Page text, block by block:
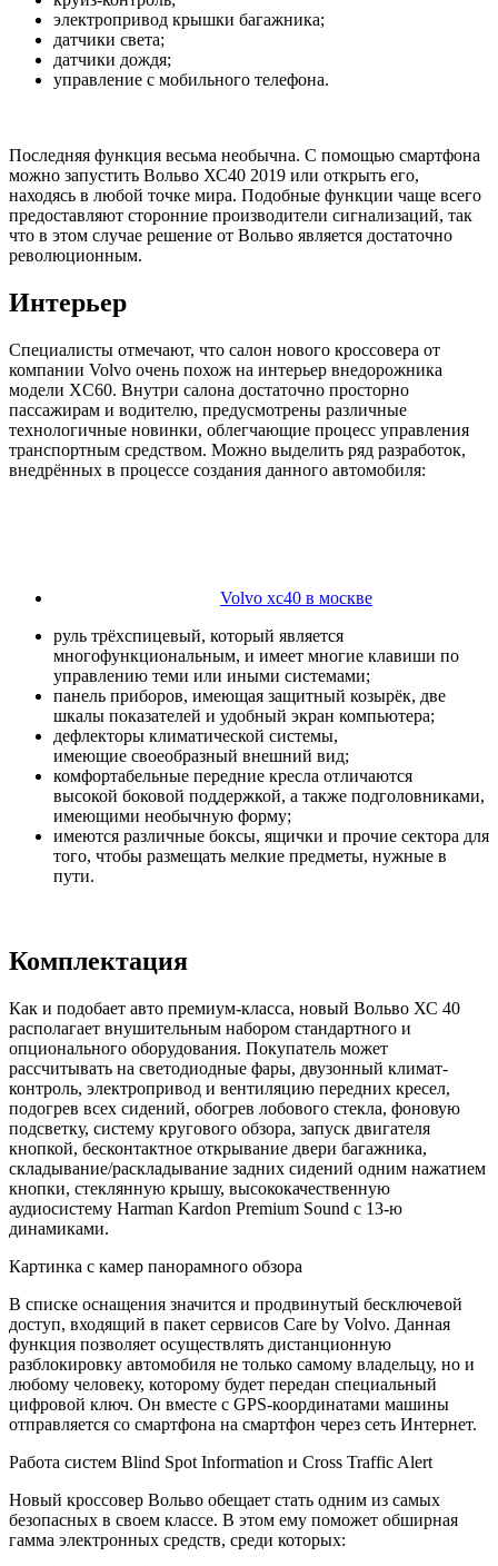
электропривод крышки багажника;
датчики света;
датчики дождя;
управление с мобильного телефона.
Последняя функция весьма необычна. С помощью смартфона
можно запустить Вольво ХС40 2019 или открыть его,
находясь в любой точке мира. Подобные функции чаще всего
предоставляют сторонние производители сигнализаций, так
что в этом случае решение от Вольво является достаточно
революционным.
Интерьер
Специалисты отмечают, что салон нового кроссовера от
компании Volvo очень похож на интерьер внедорожника
модели XC60. Внутри салона достаточно просторно
пассажирам и водителю, предусмотрены различные
технологичные новинки, облегчающие процесс управления
транспортным средством. Можно выделить ряд разработок,
внедрённых в процессе создания данного автомобиля:
Volvo xc40 в москве
руль трёхспицевый, который является
многофункциональным, и имеет многие клавиши по
управлению теми или иными системами;
панель приборов, имеющая защитный козырёк, две
шкалы показателей и удобный экран компьютера;
дефлекторы климатической системы,
имеющие своеобразный внешний вид;
комфортабельные передние кресла отличаются
высокой боковой поддержкой, а также подголовниками,
имеющими необычную форму;
имеются различные боксы, ящички и прочие сектора для
того, чтобы размещать мелкие предметы, нужные в
пути.
Комплектация
Как и подобает авто премиум-класса, новый Вольво ХС 40
располагает внушительным набором стандартного и
опционального оборудования. Покупатель может
рассчитывать на светодиодные фары, двузонный климат-
контроль, электропривод и вентиляцию передних кресел,
подогрев всех сидений, обогрев лобового стекла, фоновую
подсветку, систему кругового обзора, запуск двигателя
кнопкой, бесконтактное открывание двери багажника,
складывание/раскладывание задних сидений одним нажатием
кнопки, стеклянную крышу, высококачественную
аудиосистему Harman Kardon Premium Sound с 13-ю
динамиками.
Картинка с камер панорамного обзора
В списке оснащения значится и продвинутый бесключевой
доступ, входящий в пакет сервисов Care by Volvo. Данная
функция позволяет осуществлять дистанционную
разблокировку автомобиля не только самому владельцу, но и
любому человеку, которому будет передан специальный
цифровой ключ. Он вместе с GPS-координатами машины
отправляется со смартфона на смартфон через сеть Интернет.
Работа систем Blind Spot Information и Cross Traffic Alert
Новый кроссовер Вольво обещает стать одним из самых
безопасных в своем классе. В этом ему поможет обширная
гамма электронных средств, среди которых: